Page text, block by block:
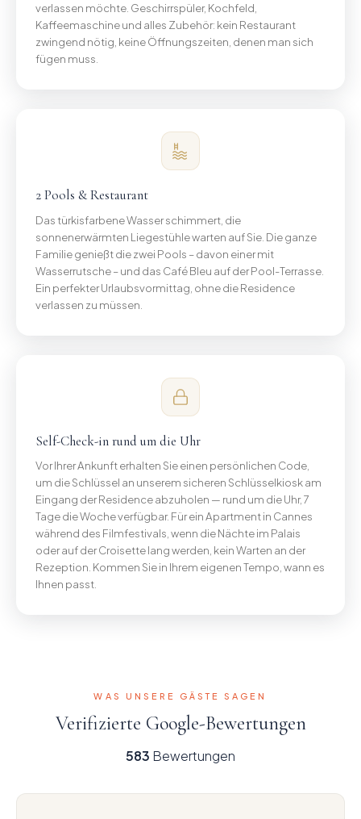
verlassen möchte. Geschirrspüler, Kochfeld,
Kaffeemaschine und alles Zubehör: kein Restaurant
zwingend nötig, keine Öffnungszeiten, denen man sich
fügen muss.
2 Pools & Restaurant
Das türkisfarbene Wasser schimmert, die
sonnenerwärmten Liegestühle warten auf Sie. Die ganze
Familie genießt die zwei Pools – davon einer mit
Wasserrutsche – und das Café Bleu auf der Pool-Terrasse.
Ein perfekter Urlaubsvormittag, ohne die Residence
verlassen zu müssen.
Self-Check-in rund um die Uhr
Vor Ihrer Ankunft erhalten Sie einen persönlichen Code,
um die Schlüssel an unserem sicheren Schlüsselkiosk am
Eingang der Residence abzuholen — rund um die Uhr, 7
Tage die Woche verfügbar. Für ein Apartment in Cannes
während des Filmfestivals, wenn die Nächte im Palais
oder auf der Croisette lang werden, kein Warten an der
Rezeption. Kommen Sie in Ihrem eigenen Tempo, wann es
Ihnen passt.
WAS UNSERE GÄSTE SAGEN
Verifizierte Google-Bewertungen
583 Bewertungen